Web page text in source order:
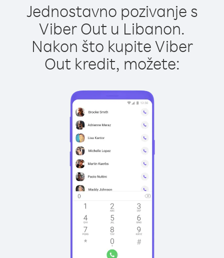
Jednostavno pozivanje s
Viber Out u Libanon.
Nakon što kupite Viber
Out kredit, možete: